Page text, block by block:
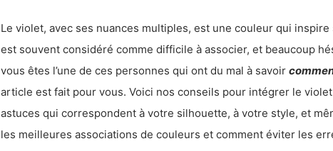
Le violet, avec ses nuances multiples, est une couleur qui
est souvent considéré comme difficile à associer, et beaucoup
vous êtes l’une de ces personnes qui ont du mal à savoir
article est fait pour vous. Voici nos conseils pour intégrer le
astuces qui correspondent à votre silhouette, à votre style, et
les meilleures associations de couleurs et comment éviter les